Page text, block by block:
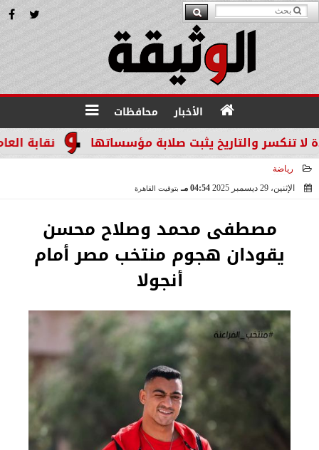
الأخبار محافظات
نقابة والتاريخ يثبت صلابة مؤسساتها
رياضة
الإثنين، 29 ديسمبر 2025
04:54 مـ بتوقيت القاهرة
مصطفى محمد وصلاح محسن
يقودان هجوم منتخب مصر أمام
أنجولا